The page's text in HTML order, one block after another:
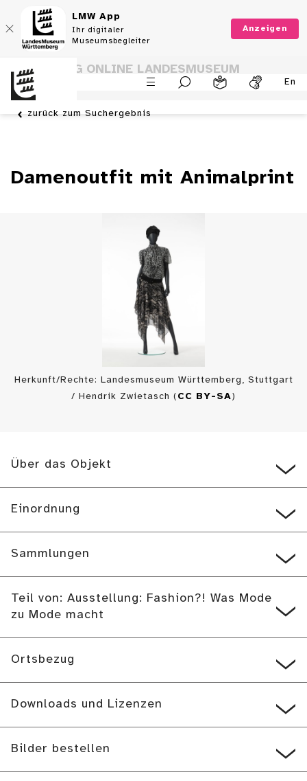
LMW App
Ihr digitaler
Museumsbegleiter
Anzeigen
En
SAMMLUNG ONLINE LANDESMUSEUM
WÜRTTEMBERG
zurück zum Suchergebnis
Damenoutfit mit Animalprint
Herkunft/Rechte: Landesmuseum Württemberg, Stuttgart
/ Hendrik Zwietasch ( CC BY-SA)
Über das Objekt
Einordnung
Sammlungen
Teil von: Ausstellung: Fashion?! Was Mode
zu Mode macht
Ortsbezug
Downloads und Lizenzen
Bilder bestellen